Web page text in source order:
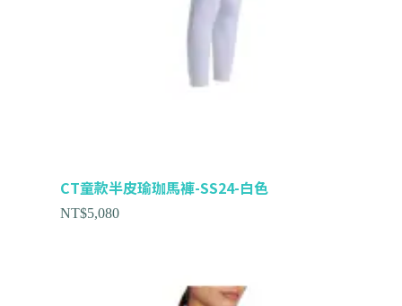
CT童款半皮瑜珈馬褲-SS24-白色
NT$5,080